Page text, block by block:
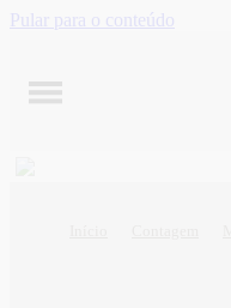
Pular para o conteúdo